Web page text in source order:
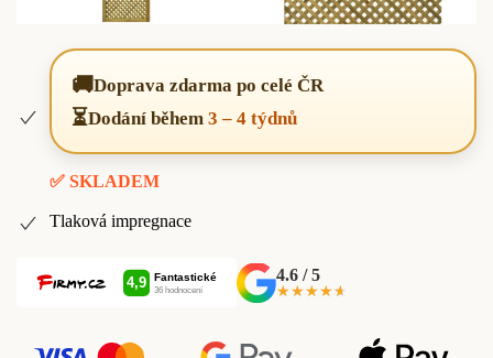
🚚Doprava zdarma po celé ČR
⏳Dodání během 3 – 4 týdnů
✅ SKLADEM
Tlaková impregnace
4.6 / 5
★★★★★
★★★★★